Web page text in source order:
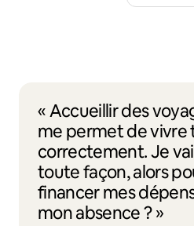
« Accueillir des
me permet de vivre
correctement. Je
toute façon, alors
financer mes
mon absence ? »